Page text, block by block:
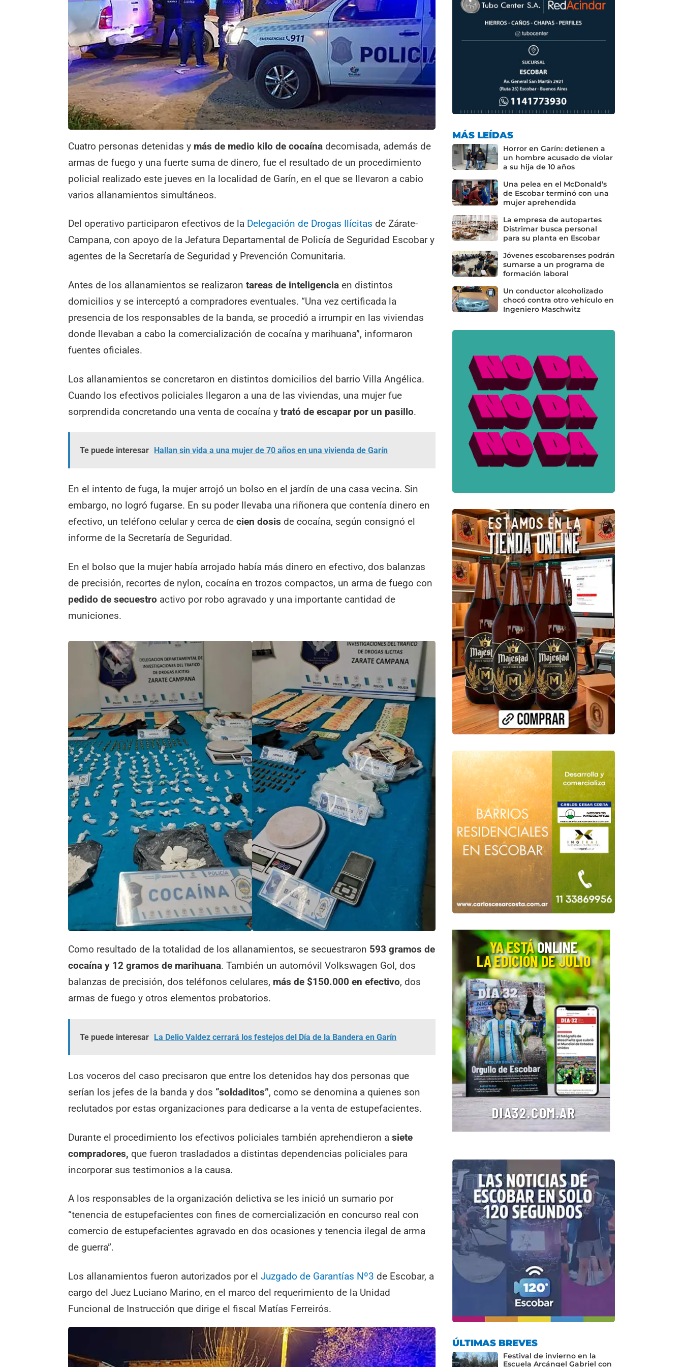
Cuatro personas detenidas y más de medio kilo de cocaína decomisada, además de
armas de fuego y una fuerte suma de dinero, fue el resultado de un procedimiento
policial realizado este jueves en la localidad de Garín, en el que se llevaron a cabio
varios allanamientos simultáneos.
Del operativo participaron efectivos de la Delegación de Drogas Ilícitas de Zárate-
Campana, con apoyo de la Jefatura Departamental de Policía de Seguridad Escobar y
agentes de la Secretaría de Seguridad y Prevención Comunitaria.
Antes de los allanamientos se realizarontareas de inteligenciaen distintos
domicilios y se interceptó a compradores eventuales. “Una vez certificada la
presencia de los responsables de la banda, se procedió a irrumpir en las viviendas
donde llevaban a cabo la comercialización de cocaína y marihuana”, informaron
fuentes oficiales.
Los allanamientos se concretaron en distintos domicilios del barrio Villa Angélica.
Cuando los efectivos policiales llegaron a una de las viviendas, una mujer fue
sorprendida concretando una venta de cocaína ytrató de escapar por un pasillo.
Te puede interesar Hallan sin vida a una mujer de 70 años en una vivienda de Garín
En el intento de fuga, la mujer arrojó un bolso en el jardín de una casa vecina. Sin
embargo, no logró fugarse. En su poder llevaba una riñonera que contenía dinero en
efectivo, un teléfono celular y cerca decien dosis de cocaína, según consignó el
informe de la Secretaría de Seguridad.
En el bolso que la mujer había arrojado había más dinero en efectivo, dos balanzas
de precisión, recortes de nylon, cocaína en trozos compactos, un arma de fuego con
pedido de secuestro activo por robo agravado y una importante cantidad de
municiones.
Como resultado de la totalidad de los allanamientos, se secuestraron 593 gramos de
cocaína y 12 gramos de marihuana. También un automóvil Volkswagen Gol, dos
balanzas de precisión, dos teléfonos celulares, más de $150.000 en efectivo, dos
armas de fuego y otros elementos probatorios.
Te puede interesar La Delio Valdez cerrará los festejos del Día de la Bandera en Garín
Los voceros del caso precisaron que entre los detenidos hay dos personas que
serían los jefes de la banda y dos “soldaditos”, como se denomina a quienes son
reclutados por estas organizaciones para dedicarse a la venta de estupefacientes.
Durante el procedimiento los efectivos policiales también aprehendieron asiete
compradores, que fueron trasladados a distintas dependencias policiales para
incorporar sus testimonios a la causa.
A los responsables de la organización delictiva se les inició un sumario por
“tenencia de estupefacientes con fines de comercialización en concurso real con
comercio de estupefacientes agravado en dos ocasiones y tenencia ilegal de arma
de guerra”.
Los allanamientos fueron autorizados por elJuzgado de Garantías Nº3 de Escobar, a
cargo del Juez Luciano Marino, en el marco del requerimiento de la Unidad
Funcional de Instrucción que dirige el fiscal Matías Ferreirós.
MÁS LEÍDAS
Horror en Garín: detienen a
un hombre acusado de violar
a su hija de 10 años
Una pelea en el McDonald’s
de Escobar terminó con una
mujer aprehendida
La empresa de autopartes
Distrimar busca personal
para su planta en Escobar
Jóvenes escobarenses podrán
sumarse a un programa de
formación laboral
Un conductor alcoholizado
chocó contra otro vehículo en
Ingeniero Maschwitz
ÚLTIMAS BREVES
Festival de invierno en la
Escuela Arcángel Gabriel con